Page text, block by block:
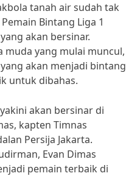
tanah air sudah tak
Bintang Liga 1
akan bersinar.
muda yang mulai muncul,
akan menjadi bintang
untuk dibahas.
akan bersinar di
kapten Timnas
Persija Jakarta.
Evan Dimas
pemain terbaik di